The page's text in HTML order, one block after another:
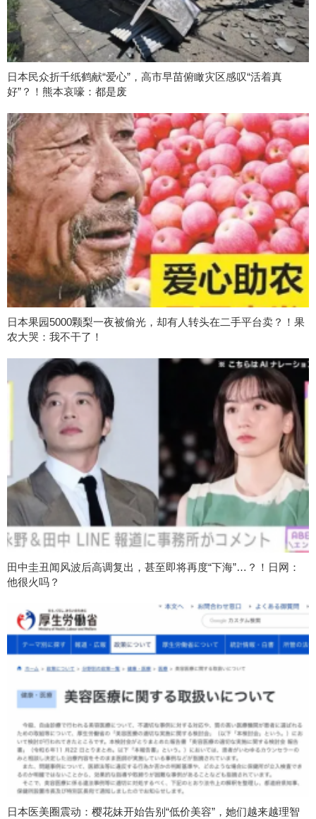
日本民众折千纸鹤献“爱心”，高市早苗俯瞰灾区感叹“活着真
好”？！熊本哀嚎：都是废
日本果园5000颗梨一夜被偷光，却有人转头在二手平台卖？！果
农大哭：我不干了！
田中圭丑闻风波后高调复出，甚至即将再度“下海”…？！日网：
他很火吗？
日本医美圈震动：樱花妹开始告别“低价美容”，她们越来越理智